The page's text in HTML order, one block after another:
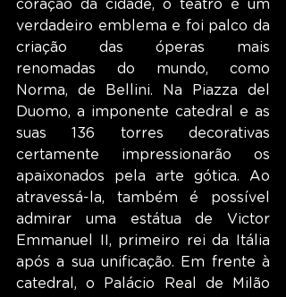
coração da cidade, o teatro é um
verdadeiro emblema e foi palco da
criação das óperas mais
renomadas do mundo, como
Norma, de Bellini. Na Piazza del
Duomo, a imponente catedral e as
suas 136 torres decorativas
certamente impressionarão os
apaixonados pela arte gótica. Ao
atravessá-la, também é possível
admirar uma estátua de Victor
Emmanuel II, primeiro rei da Itália
após a sua unificação. Em frente à
catedral, o Palácio Real de Milão